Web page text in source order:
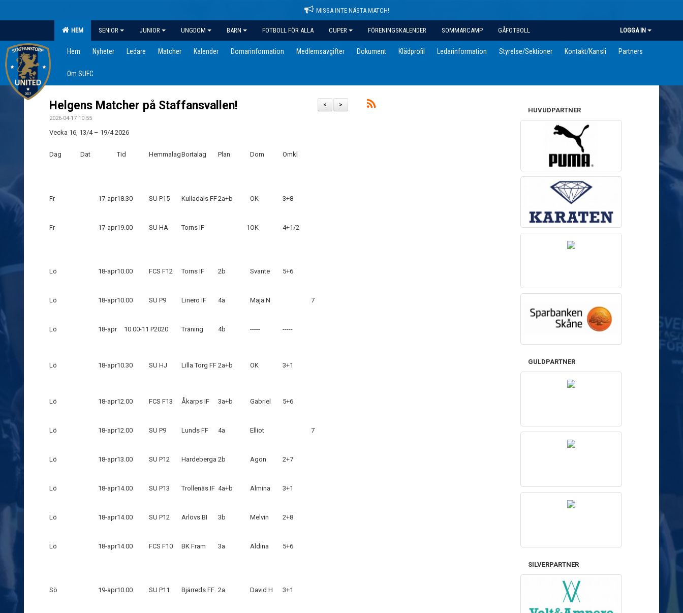
MISSA INTE NÄSTA MATCH!
HEM SENIOR JUNIOR UNGDOM BARN FOTBOLL FÖR ALLA CUPER FÖRENINGSKALENDER SOMMARCAMP GÅFOTBOLL LOGGA IN
Hem Nyheter Ledare Matcher Kalender Domarinformation Medlemsavgifter Dokument Klädprofil Ledarinformation Styrelse/Sektioner Kontakt/Kansli Partners
Om SUFC
>
<
Helgens Matcher på Staffansvallen!
2026-04-17 10:55
Vecka 16, 13/4 – 19/4 2026
Dag Dat Tid HemmalagBortalag Plan Dom Omkl
Fr 17-apr18.30 SU P15 Kulladals FF2a+b OK 3+8
Fr 17-apr19.00 SU HA Torns IF 1OK 4+1/2
Lö 18-apr10.00 FCS F12 Torns IF 2b Svante 5+6
Lö 18-apr10.00 SU P9 Linero IF 4a Maja N 7
Lö 18-apr 10.00-11 P2020 Träning 4b ----- -----
Lö 18-apr10.30 SU HJ Lilla Torg FF 2a+b OK 3+1
Lö 18-apr12.00 FCS F13 Åkarps IF 3a+b Gabriel 5+6
Lö 18-apr12.00 SU P9 Lunds FF 4a Elliot 7
Lö 18-apr13.00 SU P12 Hardeberga 2b Agon 2+7
Lö 18-apr14.00 SU P13 Trollenäs IF 4a+b Almina 3+1
Lö 18-apr14.00 SU P12 Arlövs BI 3b Melvin 2+8
Lö 18-apr14.00 FCS F10 BK Fram 3a Aldina 5+6
Sö 19-apr10.00 SU P11 Bjärreds FF 2a David H 3+1
HUVUDPARTNER
GULDPARTNER
SILVERPARTNER